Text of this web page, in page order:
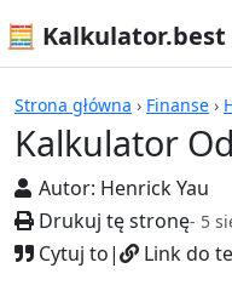
🧮 Kalkulator.best
Strona główna › Finanse ›
Kalkulator
Autor: Henrick Yau
Drukuj tę stronę- 5
Cytuj to| Link do
Kalkulatory